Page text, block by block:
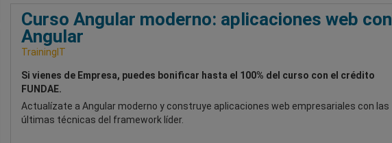
Curso Angular moderno: aplicaciones web con
Angular
TrainingIT
Si vienes de Empresa, puedes bonificar hasta el 100% del curso con el crédito
FUNDAE.
Actualízate a Angular moderno y construye aplicaciones web empresariales con las
últimas técnicas del framework líder.